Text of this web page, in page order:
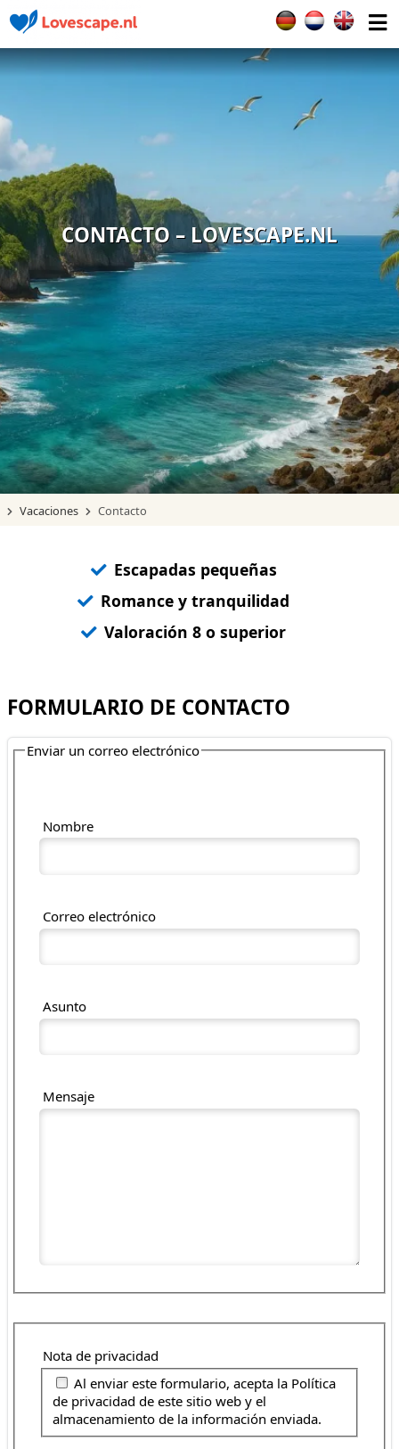
Seleccione su
CONTACTO – LOVESCAPE.NL
Vacaciones Contacto
Escapadas pequeñas
Romance y tranquilidad
Valoración 8 o superior
FORMULARIO DE CONTACTO
Enviar un correo electrónico
Nombre
Correo electrónico
Asunto
Mensaje
Nota de privacidad
Nota de privacidad
Al enviar este formulario, acepta la Política
de privacidad de este sitio web y el
almacenamiento de la información enviada.